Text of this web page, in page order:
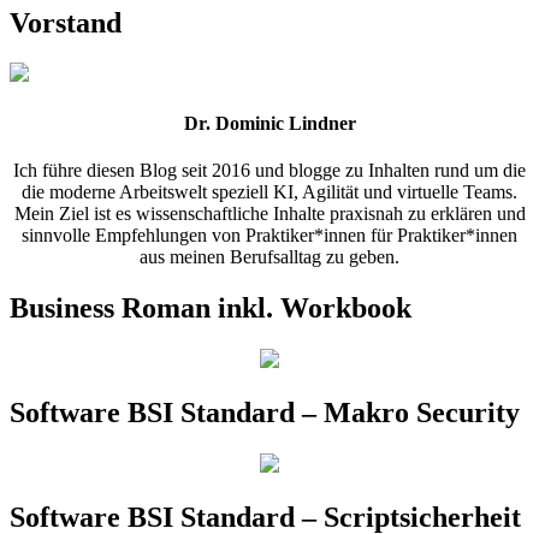
Vorstand
Dr. Dominic Lindner
Ich führe diesen Blog seit 2016 und blogge zu Inhalten rund um die
die moderne Arbeitswelt speziell KI, Agilität und virtuelle Teams.
Mein Ziel ist es wissenschaftliche Inhalte praxisnah zu erklären und
sinnvolle Empfehlungen von Praktiker*innen für Praktiker*innen
aus meinen Berufsalltag zu geben.
Business Roman inkl. Workbook
Software BSI Standard – Makro Security
Software BSI Standard – Scriptsicherheit